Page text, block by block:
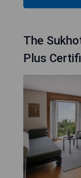
The
Plus